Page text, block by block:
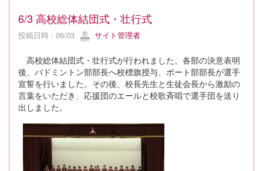
6/3 高校総体結団式・壮行式
投稿日時 : 06/03 サイト管理者
高校総体結団式・壮行式が行われました。各部の決意表明
後、バドミントン部部長へ校標旗授与、ボート部部長が選手
宣誓を行いました。その後、校長先生と生徒会長から激励の
言葉をいただき、応援団のエールと校歌斉唱で選手団を送り
出しました。